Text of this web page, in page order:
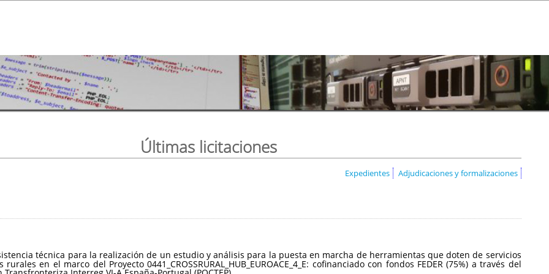
Últimas licitaciones
Expedientes Adjudicaciones y formalizaciones
técnica para la realización de un estudio y análisis para la puesta en marcha de herramientas que doten de servicios
en el marco del Proyecto 0441_CROSSRURAL_HUB_EUROACE_4_E: cofinanciado con fondos FEDER (75%) a través del